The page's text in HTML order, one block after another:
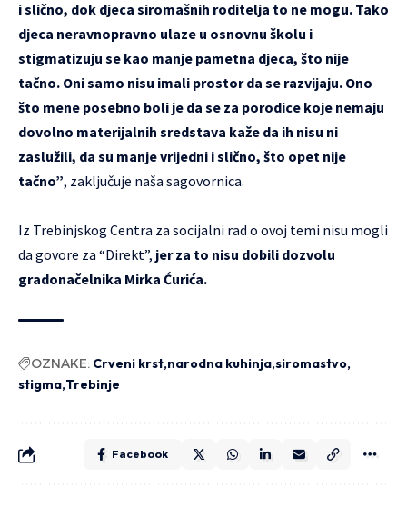
i slično, dok djeca siromašnih roditelja to ne mogu. Tako
djeca neravnopravno ulaze u osnovnu školu i
stigmatizuju se kao manje pametna djeca, što nije
tačno. Oni samo nisu imali prostor da se razvijaju. Ono
što mene posebno boli je da se za porodice koje nemaju
dovolno materijalnih sredstava kaže da ih nisu ni
zaslužili, da su manje vrijedni i slično, što opet nije
tačno”, zaključuje naša sagovornica.
Iz Trebinjskog Centra za socijalni rad o ovoj temi nisu mogli
da govore za “Direkt”, jer za to nisu dobili dozvolu
gradonačelnika Mirka Ćurića.
OZNAKE: Crveni krst narodna kuhinja siromastvo
stigma Trebinje
Facebook